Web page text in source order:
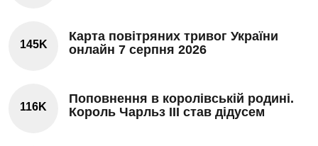
145K
Карта повітряних тривог України
онлайн 7 серпня 2026
116K
Поповнення в королівській родині.
Король Чарльз III став дідусем